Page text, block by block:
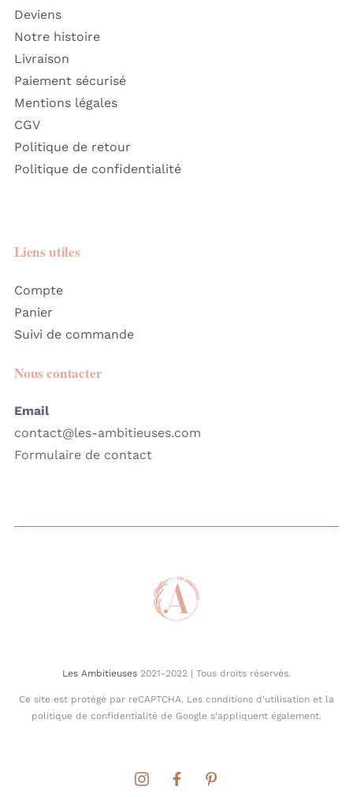
Deviens
Notre histoire
Livraison
Paiement sécurisé
Mentions légales
CGV
Politique de retour
Politique de confidentialité
Liens utiles
Compte
Panier
Suivi de commande
Nous contacter
Email
contact@les-ambitieuses.com
Formulaire de contact
Les Ambitieuses 2021-2022 | Tous droits réservés.
Ce site est protégé par reCAPTCHA. Les conditions d'utilisation et la
politique de confidentialité de Google s'appliquent également.